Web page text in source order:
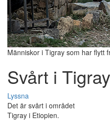
Människor i Tigray som har flytt
Svårt i Tigray
Lyssna
Det är svårt i området
Tigray i Etiopien.